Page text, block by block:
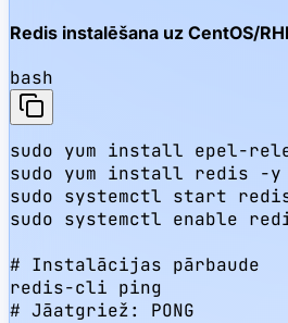
Redis instalēšana uz CentOS/
bash
sudo yum install epel-
sudo yum install redis -y
sudo systemctl start
sudo systemctl enable
# Instalācijas pārbaude
redis-cli ping
# Jāatgriež: PONG